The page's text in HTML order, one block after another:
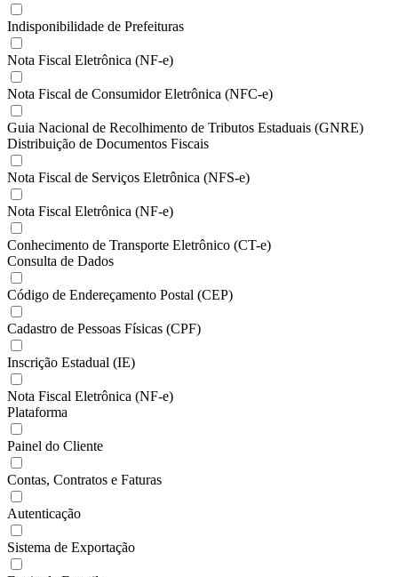
Indisponibilidade de Prefeituras
Nota Fiscal Eletrônica (NF-e)
Nota Fiscal de Consumidor Eletrônica (NFC-e)
Guia Nacional de Recolhimento de Tributos Estaduais (GNRE)
Distribuição de Documentos Fiscais
Nota Fiscal de Serviços Eletrônica (NFS-e)
Nota Fiscal Eletrônica (NF-e)
Conhecimento de Transporte Eletrônico (CT-e)
Consulta de Dados
Código de Endereçamento Postal (CEP)
Cadastro de Pessoas Físicas (CPF)
Inscrição Estadual (IE)
Nota Fiscal Eletrônica (NF-e)
Plataforma
Painel do Cliente
Contas, Contratos e Faturas
Autenticação
Sistema de Exportação